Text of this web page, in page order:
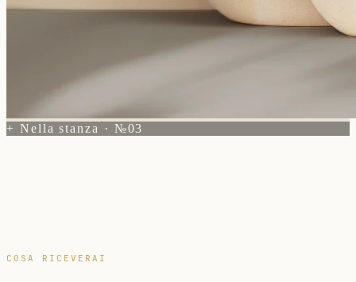
+ Nella stanza · №03
COSA RICEVERAI